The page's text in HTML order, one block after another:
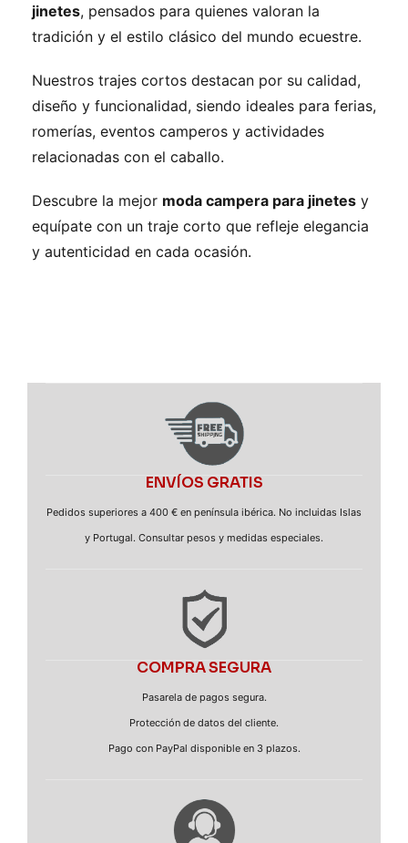
jinetes, pensados para quienes valoran la
tradición y el estilo clásico del mundo ecuestre.
Nuestros trajes cortos destacan por su calidad,
diseño y funcionalidad, siendo ideales para ferias,
romerías, eventos camperos y actividades
relacionadas con el caballo.
Descubre la mejor moda campera para jinetes y
equípate con un traje corto que refleje elegancia
y autenticidad en cada ocasión.
ENVÍOS GRATIS
Pedidos superiores a 400 € en península ibérica. No incluidas Islas
y Portugal. Consultar pesos y medidas especiales.
COMPRA SEGURA
Pasarela de pagos segura.
Protección de datos del cliente.
Pago con PayPal disponible en 3 plazos.